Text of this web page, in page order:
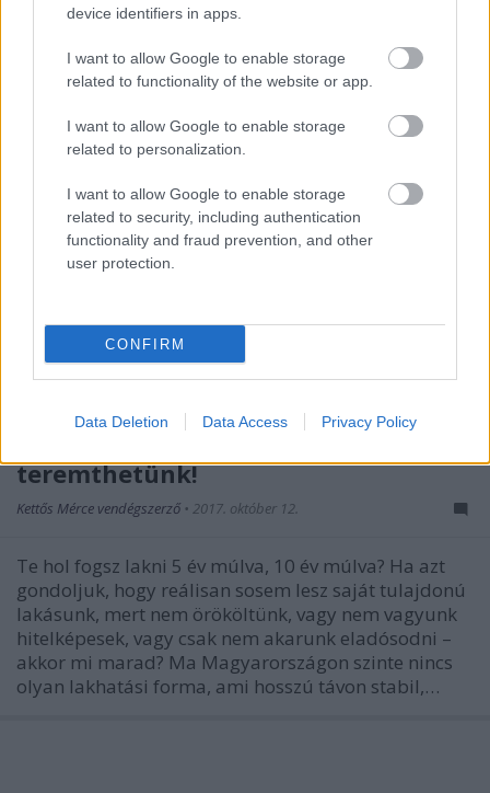
device identifiers in apps.
I want to allow Google to enable storage
related to functionality of the website or app.
I want to allow Google to enable storage
related to personalization.
I want to allow Google to enable storage
related to security, including authentication
functionality and fraud prevention, and other
user protection.
CONFIRM
Data Deletion Data Access Privacy Policy
Saját tulajdonú lakásunk már
úgysem lesz, de biztonságos
lakhatást összefogással
teremthetünk!
Kettős Mérce vendégszerző • 2017. október 12.
Te hol fogsz lakni 5 év múlva, 10 év múlva? Ha azt
gondoljuk, hogy reálisan sosem lesz saját tulajdonú
lakásunk, mert nem örököltünk, vagy nem vagyunk
hitelképesek, vagy csak nem akarunk eladósodni –
akkor mi marad? Ma Magyarországon szinte nincs
olyan lakhatási forma, ami hosszú távon stabil,…